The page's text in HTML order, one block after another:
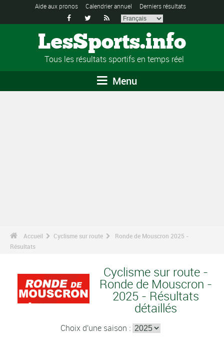
Aide aux pronos Calendrier annuel Derniers résultats
  
LesSports.info
Tous les résultats sportifs en temps réel
Menu
Accueil Cyclisme sur route
Ronde de Mouscron 2025 -
Résultats
Cyclisme sur route -
Ronde de Mouscron -
2025 - Résultats
détaillés
Choix d'une saison :